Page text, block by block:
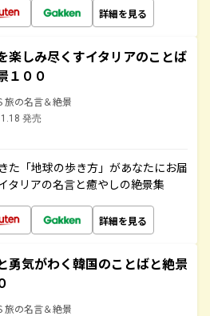
詳細を見る
楽しみ尽くすイタリアのことば
１００
旅の名言＆絶景
発売
た「地球の歩き方」があなたにお届
タリアの名言と癒やしの絶景集
詳細を見る
勇気がわく韓国のことばと絶景
旅の名言＆絶景